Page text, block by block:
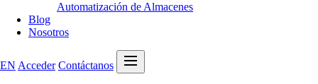
Automatización de Almacenes
Blog
Nosotros
EN Acceder Contáctanos
Abrir menú